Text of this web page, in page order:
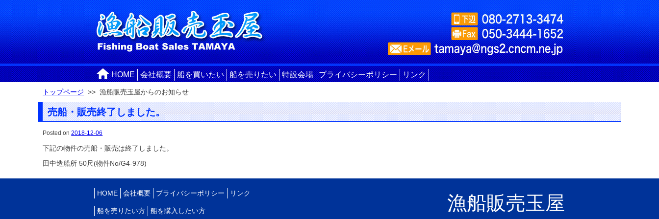
HOME 会社概要 船を買いたい 船を売りたい 特設会場 プライバシーポリシー リンク
トップページ >> 漁船販売玉屋からのお知らせ
売船・販売終了しました。
Posted on2018-12-06
下記の物件の売船・販売は終了しました。
田中造船所 50尺(物件No/G4-978)
漁船販売玉屋
HOME 会社概要 プライバシーポリシー リンク
船を売りたい方 船を購入したい方